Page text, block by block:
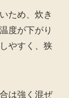
ため、炊き
度が下がり
やすく、狭
は強く混ぜ